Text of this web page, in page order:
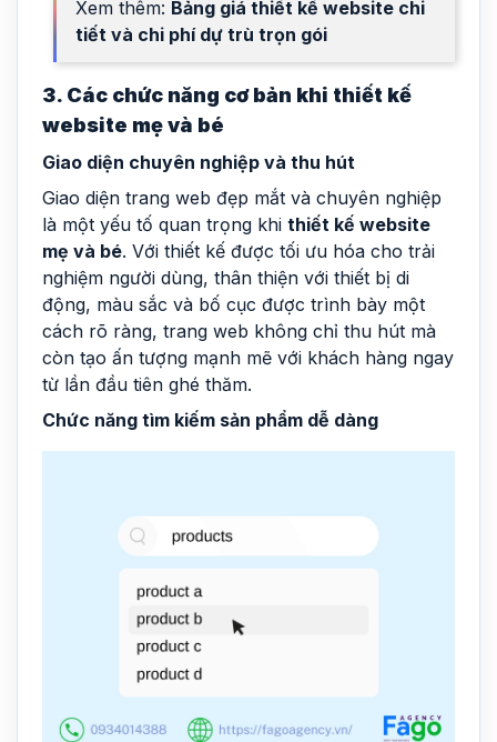
Xem thêm: Bảng giá thiết kế website chi
tiết và chi phí dự trù trọn gói
3. Các chức năng cơ bản khi thiết kế
website mẹ và bé
Giao diện chuyên nghiệp và thu hút
Giao diện trang web đẹp mắt và chuyên nghiệp
là một yếu tố quan trọng khi thiết kế website
mẹ và bé. Với thiết kế được tối ưu hóa cho trải
nghiệm người dùng, thân thiện với thiết bị di
động, màu sắc và bố cục được trình bày một
cách rõ ràng, trang web không chỉ thu hút mà
còn tạo ấn tượng mạnh mẽ với khách hàng ngay
từ lần đầu tiên ghé thăm.
Chức năng tìm kiếm sản phẩm dễ dàng